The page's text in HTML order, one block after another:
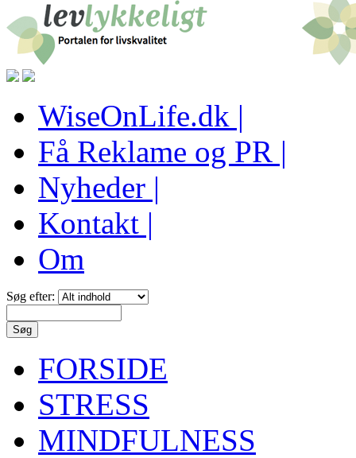
WiseOnLife.dk |
Få Reklame og PR |
Nyheder |
Kontakt |
Om
Søg efter:
FORSIDE
STRESS
MINDFULNESS